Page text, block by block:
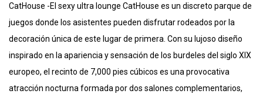
CatHouse -El sexy ultra lounge CatHouse es un discreto parque de
juegos donde los asistentes pueden disfrutar rodeados por la
decoración única de este lugar de primera. Con su lujoso diseño
inspirado en la apariencia y sensación de los burdeles del siglo XIX
europeo, el recinto de 7,000 pies cúbicos es una provocativa
atracción nocturna formada por dos salones complementarios,